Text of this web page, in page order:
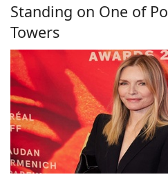
Standing on One of
Towers